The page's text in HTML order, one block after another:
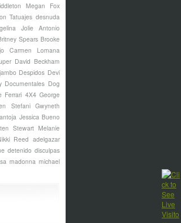
Megan Fox
Tatuajes desnuda
Jolie
Antonio
Spears Brooke
Carmen Lomana
David Beckham
Despidos Devi
Documentales Dog
Ferrari 4X4 George
Stefani Gwyneth
Jessica Bueno
Stewart Melanie
Reed adelgazar
detenido disculpas
madonna michael